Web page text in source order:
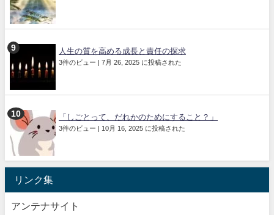
人生の質を高める成長と責任の探求
3件のビュー | 7月 26, 2025 に投稿された
「しごとって、だれかのためにすること？」
3件のビュー | 10月 16, 2025 に投稿された
リンク集
アンテナサイト